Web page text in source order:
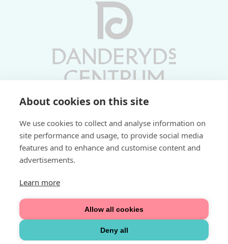
About cookies on this site
We use cookies to collect and analyse information on
site performance and usage, to provide social media
features and to enhance and customise content and
advertisements.
Learn more
Allow all cookies
Deny all
Söndagar 11-17 | Livs 07-22
Fri parkering i P-hus:
Välkommen
Integritetspolicy